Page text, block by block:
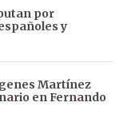
por
y
Martínez
en Fernando